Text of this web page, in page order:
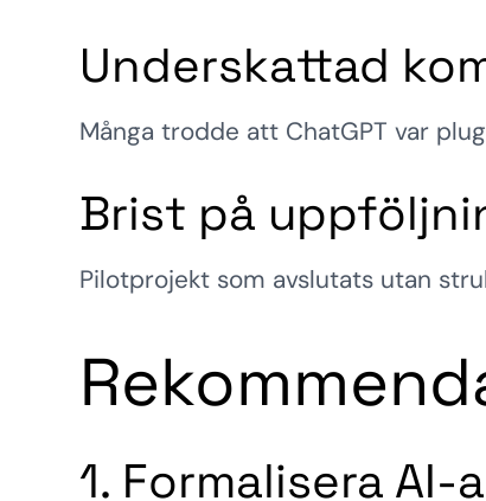
Underskattad
Många trodde att ChatGPT var
Brist på
Pilotprojekt som avslutats utan
1. Formalisera